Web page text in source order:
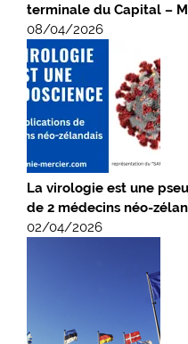
terminale du Capital –
08/04/2026
La virologie est une
de 2 médecins néo-
02/04/2026